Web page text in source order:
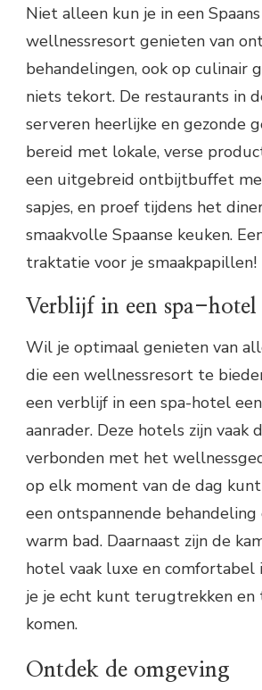
Niet alleen kun je in een Spaans
wellnessresort genieten van
behandelingen, ook op culinair
niets tekort. De restaurants in
serveren heerlijke en gezonde
bereid met lokale, verse
een uitgebreid ontbijtbuffet
sapjes, en proef tijdens het
smaakvolle Spaanse keuken.
traktatie voor je smaakpapillen!
Verblijf in een spa-hotel
Wil je optimaal genieten van
die een wellnessresort te
een verblijf in een spa-hotel
aanrader. Deze hotels zijn vaak
verbonden met het
op elk moment van de dag
een ontspannende
warm bad. Daarnaast zijn de
hotel vaak luxe en comfortabel
je je echt kunt terugtrekken
komen.
Ontdek de omgeving